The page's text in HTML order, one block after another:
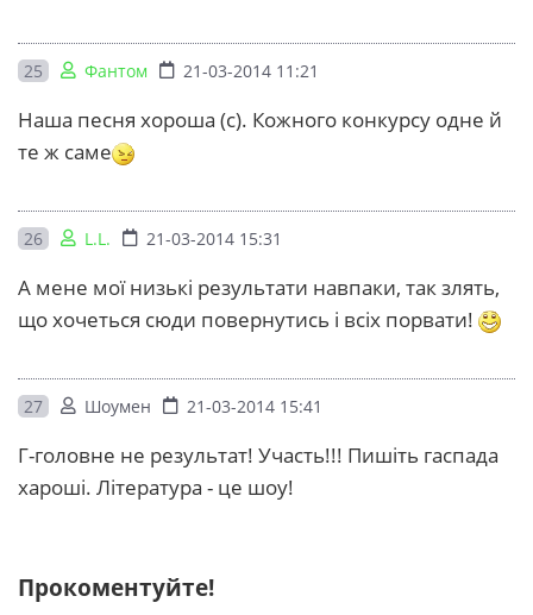
25 Фантом 21-03-2014 11:21
Наша песня хороша (с). Кожного конкурсу одне й
те ж саме
26 L.L. 21-03-2014 15:31
А мене мої низькі результати навпаки, так злять,
що хочеться сюди повернутись і всіх порвати!
27 Шоумен 21-03-2014 15:41
Г-головне не результат! Участь!!! Пишіть гаспада
хароші. Література - це шоу!
Прокоментуйте!